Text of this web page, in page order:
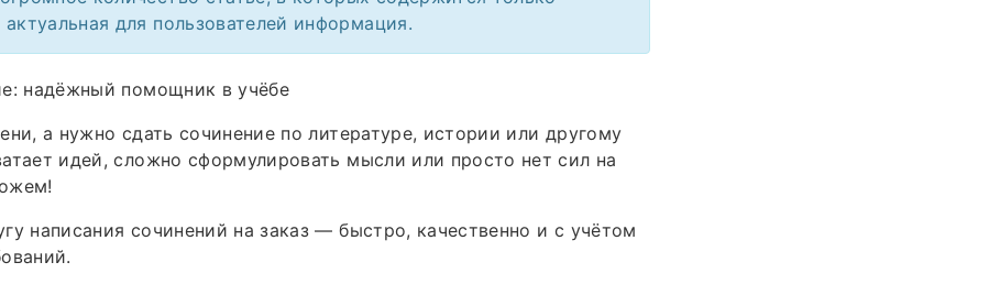
для пользователей информация.
надёжный помощник в учёбе
а нужно сдать сочинение по литературе, истории или другому
идей, сложно сформулировать мысли или просто нет сил на
написания сочинений на заказ — быстро, качественно и с учётом